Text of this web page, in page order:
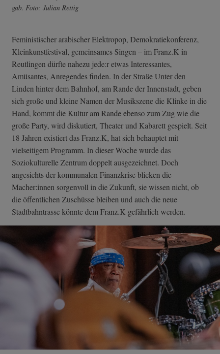
gab. Foto: Julian Rettig
Feministischer arabischer Elektropop, Demokratiekonferenz,
Kleinkunstfestival, gemeinsames Singen – im Franz.K in
Reutlingen dürfte nahezu jede:r etwas Interessantes,
Amüsantes, Anregendes finden. In der Straße Unter den
Linden hinter dem Bahnhof, am Rande der Innenstadt, geben
sich große und kleine Namen der Musikszene die Klinke in die
Hand, kommt die Kultur am Rande ebenso zum Zug wie die
große Party, wird diskutiert, Theater und Kabarett gespielt. Seit
18 Jahren existiert das Franz.K, hat sich behauptet mit
vielseitigem Programm. In dieser Woche wurde das
Soziokulturelle Zentrum doppelt ausgezeichnet. Doch
angesichts der kommunalen Finanzkrise blicken die
Macher:innen sorgenvoll in die Zukunft, sie wissen nicht, ob
die öffentlichen Zuschüsse bleiben und auch die neue
Stadtbahntrasse könnte dem Franz.K gefährlich werden.